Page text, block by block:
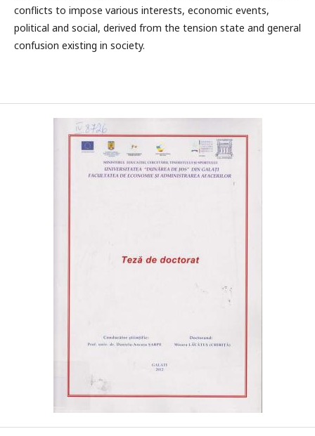
conflicts to impose various interests, economic events,
political and social, derived from the tension state and general
confusion existing in society.